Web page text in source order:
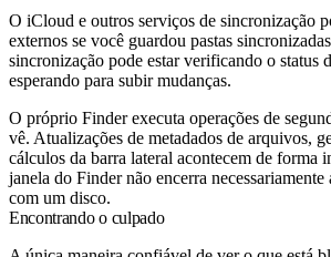
O iCloud e outros serviços de sincronização
externos se você guardou pastas
sincronização pode estar verificando o status
esperando para subir mudanças.
O próprio Finder executa operações de
vê. Atualizações de metadados de arquivos,
cálculos da barra lateral acontecem de forma
janela do Finder não encerra
com um disco.
Encontrando o culpado